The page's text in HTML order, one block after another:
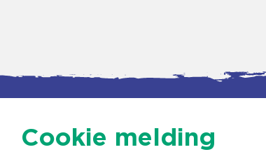
Cookie melding